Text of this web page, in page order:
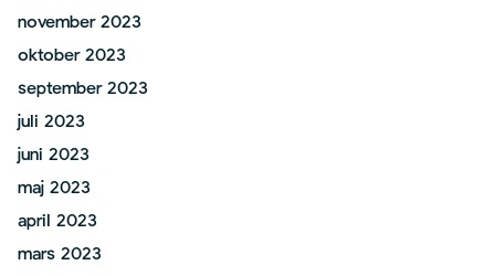
november 2023
oktober 2023
september 2023
juli 2023
juni 2023
maj 2023
april 2023
mars 2023